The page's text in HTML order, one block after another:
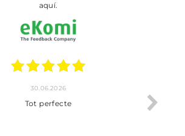
aquí.
30.06.2026
Tot perfecte